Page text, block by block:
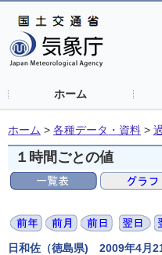
ホーム
ホーム > 各種データ・資料 >
１時間ごとの値
日和佐（徳島県) 2009年4月